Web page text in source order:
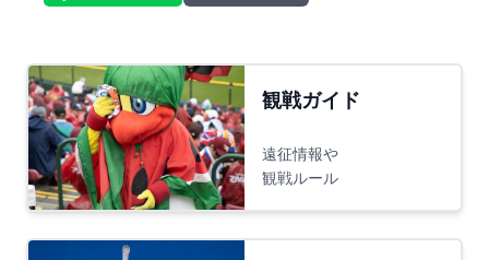
観戦ガイド
遠征情報や
観戦ルール